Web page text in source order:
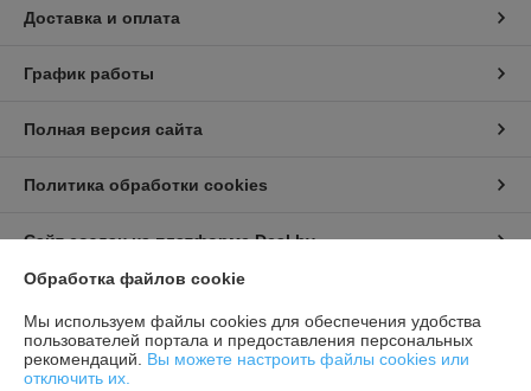
Доставка и оплата
График работы
Полная версия сайта
Политика обработки cookies
Сайт создан на платформе Deal.by
Информация для покупателя
Индивидуальный предприниматель:Бондарович Андрей Иванович
г. Минск, ул. Первомайская, д. 24 к.3, кв. 15
Обработка файлов cookie
Мы используем файлы cookies для обеспечения удобства
пользователей портала и предоставления персональных
рекомендаций. Вы можете настроить файлы cookies или
отключить их.